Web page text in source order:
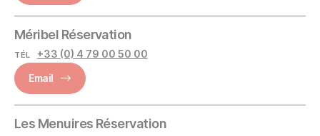
Méribel Réservation
TÉL
+33 (0) 4 79 00 50 00
Email
Les Menuires Réservation